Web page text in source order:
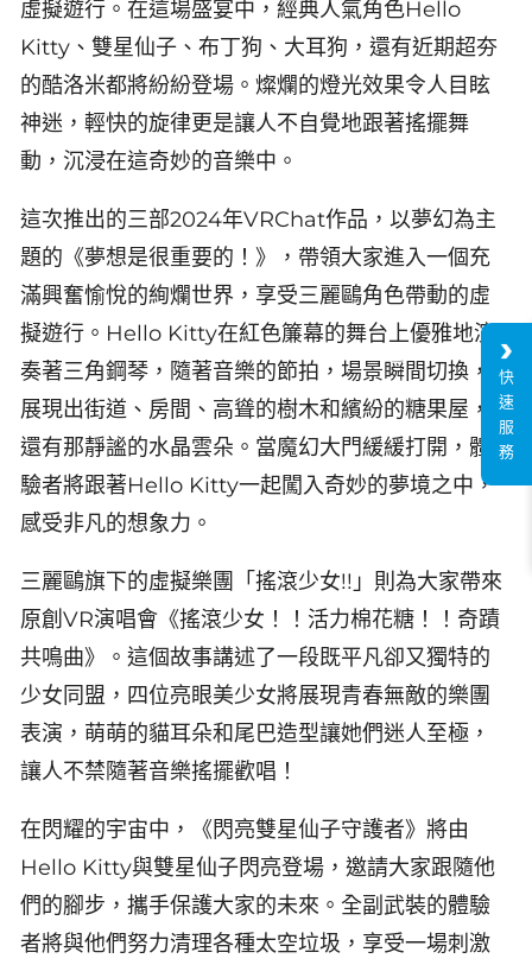
虛擬遊行。在這場盛宴中，經典人氣角色Hello
Kitty、雙星仙子、布丁狗、大耳狗，還有近期超夯
的酷洛米都將紛紛登場。燦爛的燈光效果令人目眩
神迷，輕快的旋律更是讓人不自覺地跟著搖擺舞
動，沉浸在這奇妙的音樂中。
這次推出的三部2024年VRChat作品，以夢幻為主
題的《夢想是很重要的！》，帶領大家進入一個充
滿興奮愉悅的絢爛世界，享受三麗鷗角色帶動的虛
擬遊行。Hello Kitty在紅色簾幕的舞台上優雅地演
奏著三角鋼琴，隨著音樂的節拍，場景瞬間切換，
展現出街道、房間、高聳的樹木和繽紛的糖果屋，
還有那靜謐的水晶雲朵。當魔幻大門緩緩打開，體
驗者將跟著Hello Kitty一起闖入奇妙的夢境之中，
感受非凡的想象力。
三麗鷗旗下的虛擬樂團「搖滾少女!!」則為大家帶來
原創VR演唱會《搖滾少女！！活力棉花糖！！奇蹟
共鳴曲》。這個故事講述了一段既平凡卻又獨特的
少女同盟，四位亮眼美少女將展現青春無敵的樂團
表演，萌萌的貓耳朵和尾巴造型讓她們迷人至極，
讓人不禁隨著音樂搖擺歡唱！
在閃耀的宇宙中，《閃亮雙星仙子守護者》將由
Hello Kitty與雙星仙子閃亮登場，邀請大家跟隨他
們的腳步，攜手保護大家的未來。全副武裝的體驗
者將與他們努力清理各種太空垃圾，享受一場刺激
快
速
服
務